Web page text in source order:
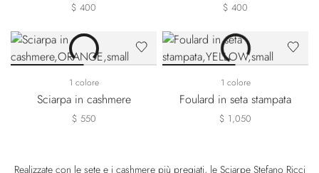
$ 400 $ 400
1 colore
Sciarpa in cashmere
$ 550
1 colore
Foulard in seta stampata
$ 1,050
Realizzate con le sete e i cashmere più pregiati, le Sciarpe Stefano Ricci